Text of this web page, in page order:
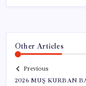
Other Articles
Previous
2026 MUŞ KURBAN